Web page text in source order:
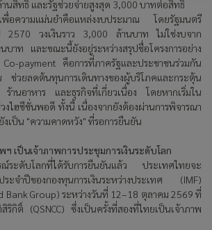
นสิทธิ์ และรัฐช่วยจ่ายสูงสุด 3,000 บาทต่อสิทธิ์
พื่อความแม่นยำคือแหล่งงบประมาณ โดยรัฐมนตรี
2570 วงเงินราว 3,000 ล้านบาท ไม่ใช่งบจาก
บาท และขณะนี้ยังอยู่ระหว่างสรุปชื่อโครงการอย่าง
Co-payment คือการที่ภาครัฐและประชาชนร่วมกัน
ช่วยลดต้นทุนการเดินทางของผู้บริโภคและกระตุ้น
ร้านอาหาร และธุรกิจที่เกี่ยวเนื่อง โดยหากเริ่มใน
งไฮซีซั่นพอดี ทั้งนี้ เนื่องจากยังต้องผ่านการพิจารณา
งเป็น "ความคาดหวัง" ที่รอการยืนยัน
ฯ เป็นเจ้าภาพการประชุมการเงินระดับโลก
ณ์ระดับโลกที่ได้รับการยืนยันแล้ว ประเทศไทยจะ
ระจำปีของกองทุนการเงินระหว่างประเทศ (IMF)
Bank Group) ระหว่างวันที่ 12–18 ตุลาคม 2569 ที่
สิริกิติ์ (QSNCC) ซึ่งเป็นครั้งที่สองที่ไทยเป็นเจ้าภาพ